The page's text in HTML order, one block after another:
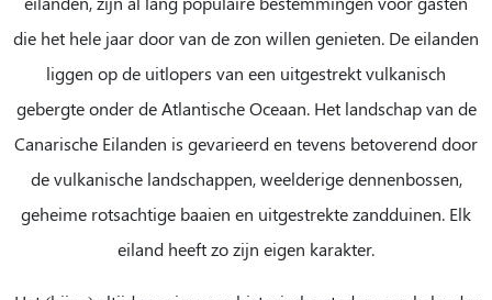
die het hele jaar door van de zon willen genieten. De eilanden
liggen op de uitlopers van een uitgestrekt vulkanisch
gebergte onder de Atlantische Oceaan. Het landschap van de
Canarische Eilanden is gevarieerd en tevens betoverend door
de vulkanische landschappen, weelderige dennenbossen,
geheime rotsachtige baaien en uitgestrekte zandduinen. Elk
eiland heeft zo zijn eigen karakter.